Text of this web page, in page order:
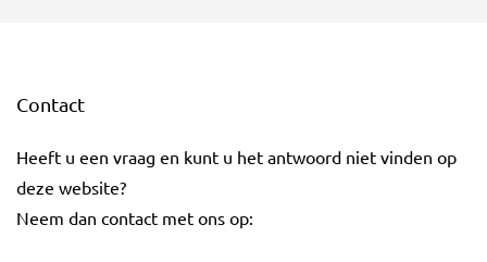
Contact
Heeft u een vraag en kunt u het antwoord niet vinden op
deze website?
Neem dan contact met ons op: